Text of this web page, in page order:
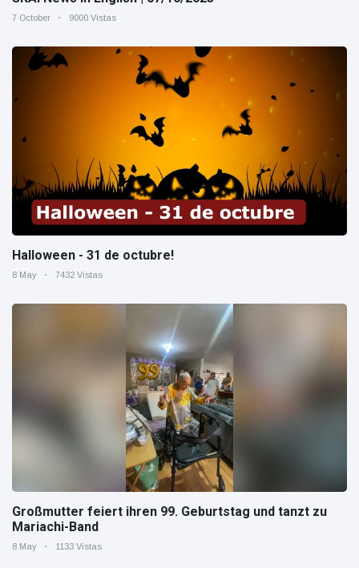
7 October 9000 Vistas
Halloween - 31 de octubre!
8 May 7432 Vistas
Großmutter feiert ihren 99. Geburtstag und tanzt zu
Mariachi-Band
8 May 1133 Vistas